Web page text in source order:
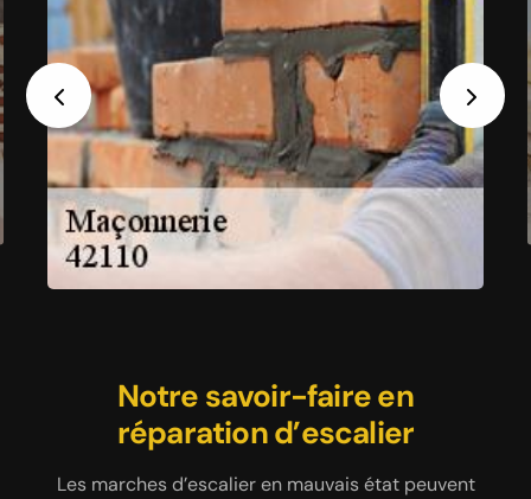
Previous Next
Notre savoir-faire en
réparation d’escalier
Les marches d’escalier en mauvais état peuvent
Nous pouvons concevoir une
terrasse béton
Vous souhaitez installer une terrasse dans votre
Réalisation de chape par
l’entreprise de maçonnerie
MARCHAL Renovation 42